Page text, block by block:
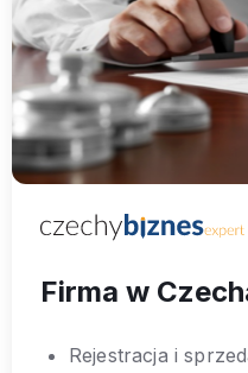
Firma w
Rejestracja i